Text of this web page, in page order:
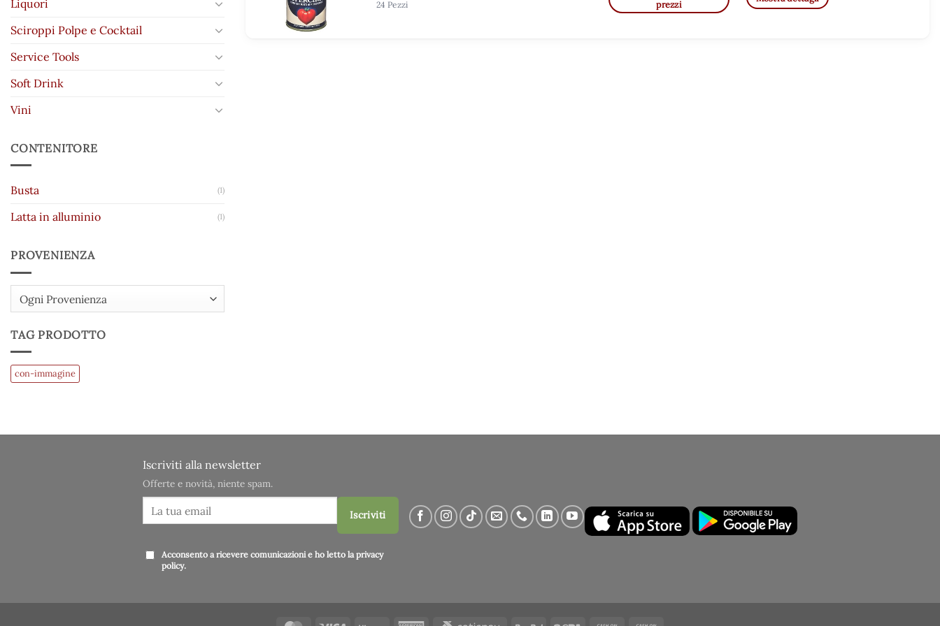
Liquori
Sciroppi Polpe e Cocktail
Service Tools
Soft Drink
Vini
CONTENITORE
Busta (1)
Latta in alluminio (1)
PROVENIENZA
Ogni Provenienza
TAG PRODOTTO
con-immagine
24 Pezzi
prezzi
Iscriviti alla newsletter
Offerte e novità, niente spam.
Iscriviti
Acconsento a ricevere comunicazioni e ho letto laprivacy
policy.